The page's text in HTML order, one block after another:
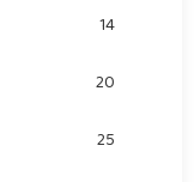
14
20
25